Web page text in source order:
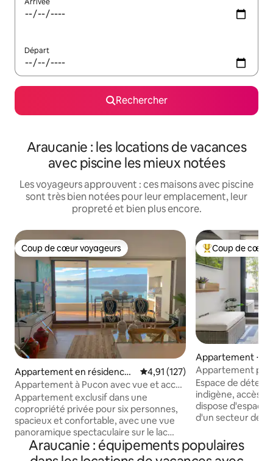
Départ
Rechercher
Araucanie : les locations de vacances
avec piscine les mieux notées
Les voyageurs approuvent : ces maisons avec piscine
sont très bien notées pour leur emplacement, leur
propreté et bien plus encore.
Coup de cœur voyageurs
Coup de cœur voyageurs
Appartement en résidence ⋅
Pucón
Évaluation moyenne sur la
4,91 (127)
Appartement à Pucon avec vue et accès
au lac
Appartement exclusif dans une
copropriété privée pour six personnes,
spacieux et confortable, avec une vue
panoramique spectaculaire sur le lac
Villarrica. L'appartement est
entièrement équipé, wifi, netflix, TV
Coups de cœur
Coup de cœur
Appartement ⋅
Appartement
Petfriendly
Espace de
indigène, accès
dispose
d'un secteur de
Appartement au
ascenseur,
Araucanie : équipements populaires